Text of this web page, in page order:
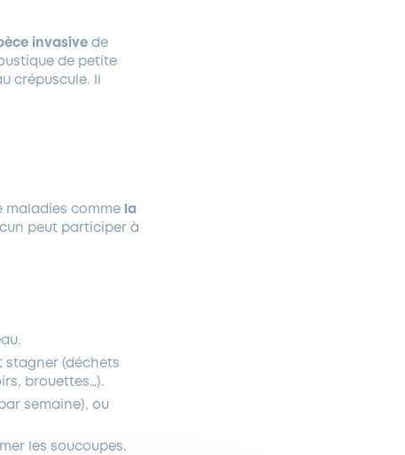
invasivede
de petite
crépuscule. Il
maladies comme la
peut participer à
stagner (déchets
brouettes…).
semaine), ou
les soucoupes.